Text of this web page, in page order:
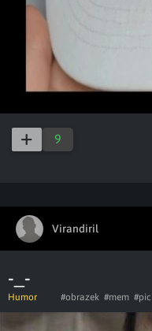
9
Virandiril
-_-
Humor #obrazek #mem #pic